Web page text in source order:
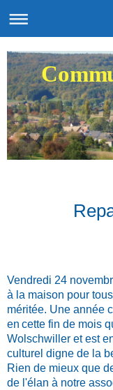
Vendredi 24
à la maison pour
méritée. Une année
en cette fin de mois
Wolschwiller et est
culturel digne de la
Rien de mieux que
de l'élan à notre